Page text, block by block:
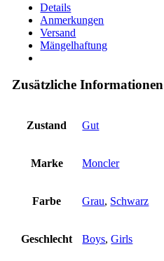
Details
Anmerkungen
Versand
Mängelhaftung
Zusätzliche Informationen
Zustand Gut
Marke Moncler
Farbe Grau, Schwarz
Geschlecht Boys,Girls